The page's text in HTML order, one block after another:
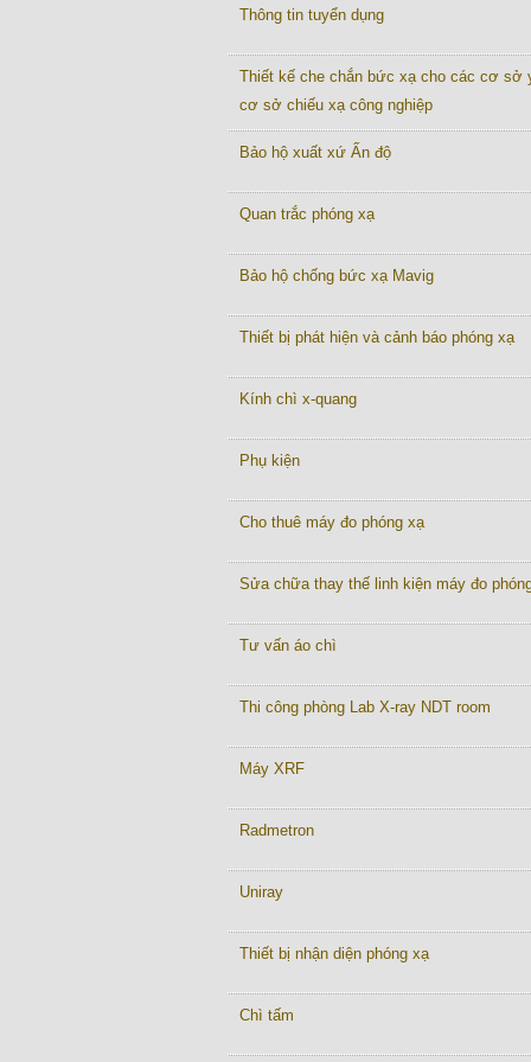
Thông tin tuyển dụng
Thiết kế che chắn bức xạ cho các cơ sở
cơ sở chiếu xạ công nghiệp
Bảo hộ xuất xứ Ấn độ
Quan trắc phóng xạ
Bảo hộ chống bức xạ Mavig
Thiết bị phát hiện và cảnh báo phóng xạ
Kính chì x-quang
Phụ kiện
Cho thuê máy đo phóng xạ
Sửa chữa thay thế linh kiện máy đo
Tư vấn áo chì
Thi công phòng Lab X-ray NDT room
Máy XRF
Radmetron
Uniray
Thiết bị nhận diện phóng xạ
Chì tấm